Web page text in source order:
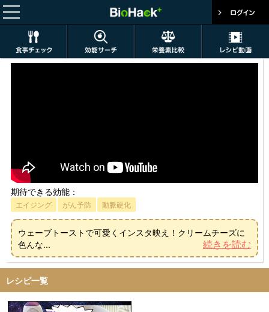
期待できる効能：
エイジング がん予防 動脈硬化
ウェーブトーストで可愛くインスタ映え！クリームチーズに
色んな...
続きを読む
レシピ一覧